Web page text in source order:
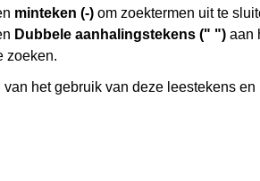
minteken (-) om zoektermen uit te
Dubbele aanhalingstekens (" ") aan
zoeken.
het gebruik van deze leestekens en